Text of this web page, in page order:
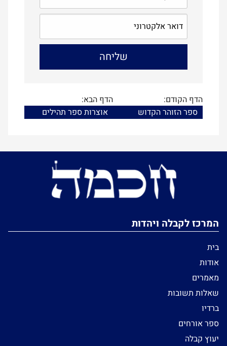
הדף הקודם:
ספר הזוהר הקדוש
הדף הבא:
אוצרות ספר תהילים
המרכז לקבלה ויהדות
בית
אודות
מאמרים
שאלות תשובות
ברדיו
ספר אורחים
יעוץ קבלה